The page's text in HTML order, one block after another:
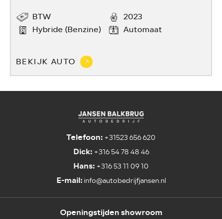
BTW
2023
Hybride (Benzine)
Automaat
BEKIJK AUTO
Telefoon: +31523 656 620
Dick:+316 54 78 48 46
Hans: +316 53 11 09 10
E-mail:info@autobedrijfjansen.nl
Openingstijden showroom